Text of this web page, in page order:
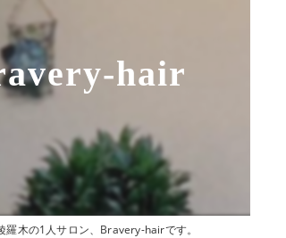
hair
羅木の1人サロン、Bravery-hairです。